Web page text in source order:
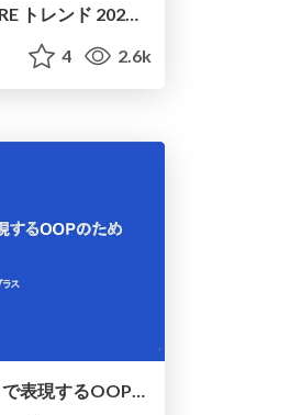
4 2.6k
ビジネスロジックを「型」で表現するOOPのための関数型DDD / Functional And Type-Safe DDD for OOP